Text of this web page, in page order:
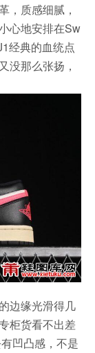
，质感细腻，
心地安排在Sw
经典的血统点
没那么张扬，
边缘光滑得几
柜货看不出差
凹凸感，不是